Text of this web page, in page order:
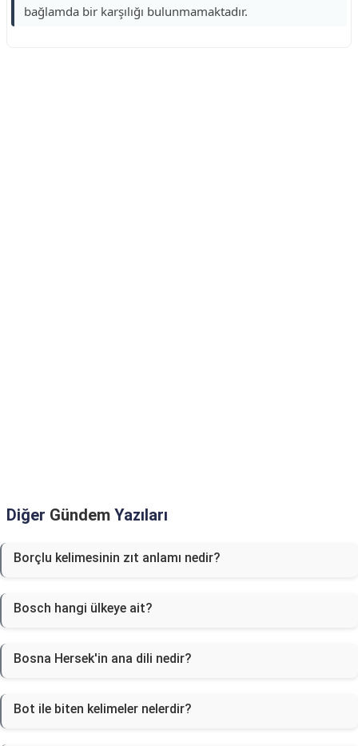
bağlamda bir karşılığı bulunmamaktadır.
Diğer Gündem Yazıları
Borçlu kelimesinin zıt anlamı nedir?
Bosch hangi ülkeye ait?
Bosna Hersek'in ana dili nedir?
Bot ile biten kelimeler nelerdir?